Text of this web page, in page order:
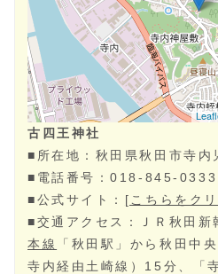
古四王神社
■所在地：秋田県秋田市寺内
■電話番号：018-845-0333
■公式サイト： [こちらをク
■交通アクセス：ＪＲ秋田新
本線
「秋田駅」から秋田中
寺内経由土崎線）15分、「